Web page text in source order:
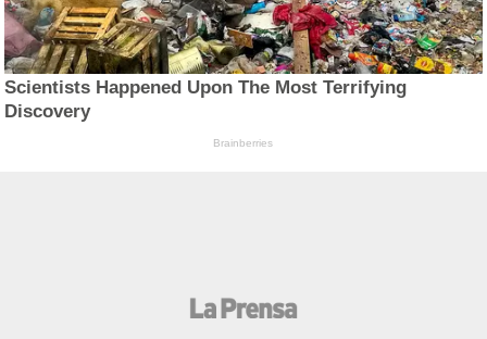
Scientists Happened Upon The Most Terrifying
Discovery
Brainberries